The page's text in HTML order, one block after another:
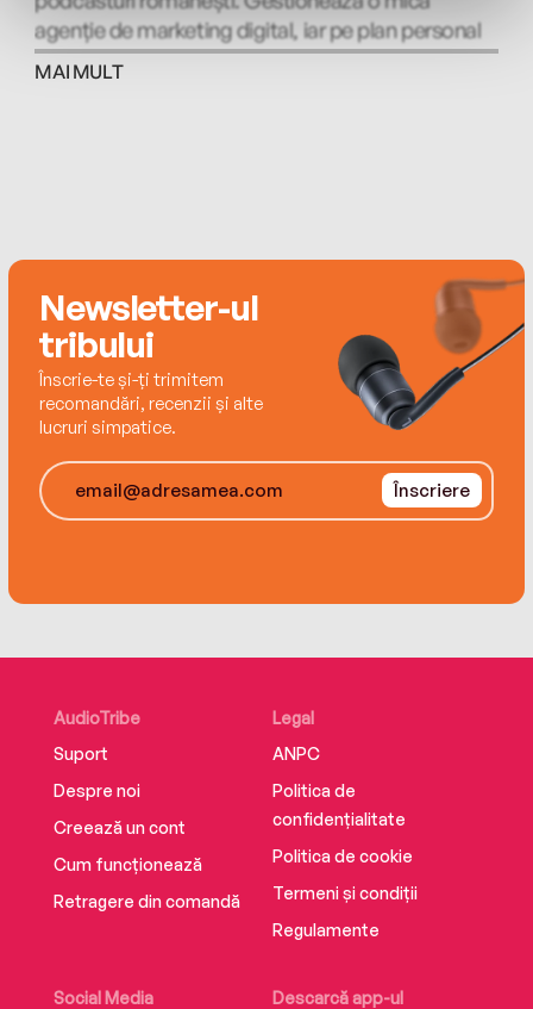
agenție de marketing digital, iar pe plan personal
obișnuiește să publice conținut, în special din
domenii precum antreprenoriat, marketing și
MAI MULT
Newsletter-ul
tribului
Înscrie-te și-ți trimitem
recomandări, recenzii și alte
lucruri simpatice.
Înscriere
AudioTribe
Suport
Despre noi
Creează un cont
Cum funcționează
Retragere din comandă
Social Media
Descarcă app-ul
Legal
ANPC
Politica de
confidențialitate
Politica de cookie
Termeni și condiții
Regulamente